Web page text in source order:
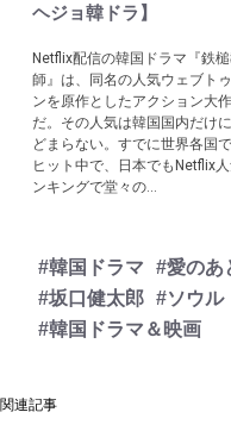
ヘジョ韓ドラ】
Netflix配信の韓国ドラマ『鉄
師』は、同名の人気ウェブト
ンを原作としたアクション大作
だ。その人気は韓国国内だけ
どまらない。すでに世界各国
ヒット中で、日本でもNetflix人
ンキングで堂々の...
#韓国ドラマ #愛のあ
#坂口健太郎 #ソウル
#韓国ドラマ＆映画
関連記事